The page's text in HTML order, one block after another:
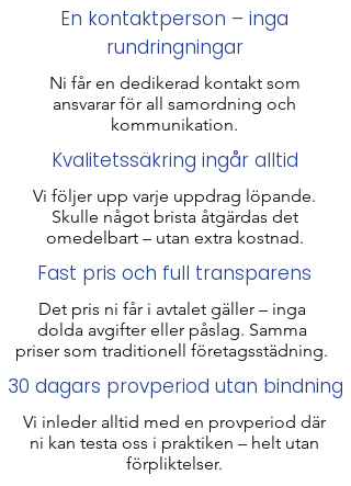
En kontaktperson – inga
rundringningar
Ni får en dedikerad kontakt som
ansvarar för all samordning och
kommunikation.
Kvalitetssäkring ingår alltid
Vi följer upp varje uppdrag löpande.
Skulle något brista åtgärdas det
omedelbart – utan extra kostnad.
Fast pris och full transparens
Det pris ni får i avtalet gäller – inga
dolda avgifter eller påslag. Samma
priser som traditionell företagsstädning​.
30 dagars provperiod utan bindning
Vi inleder alltid med en provperiod där
ni kan testa oss i praktiken – helt utan
förpliktelser.​​​​